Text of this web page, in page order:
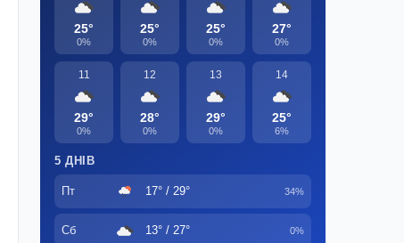
25°
0%
25°
0%
25°
0%
27°
0%
11
29°
0%
12
28°
0%
13
29°
0%
14
25°
6%
5 ДНІВ
Пт 17° / 29° 34%
Сб 13° / 27° 0%